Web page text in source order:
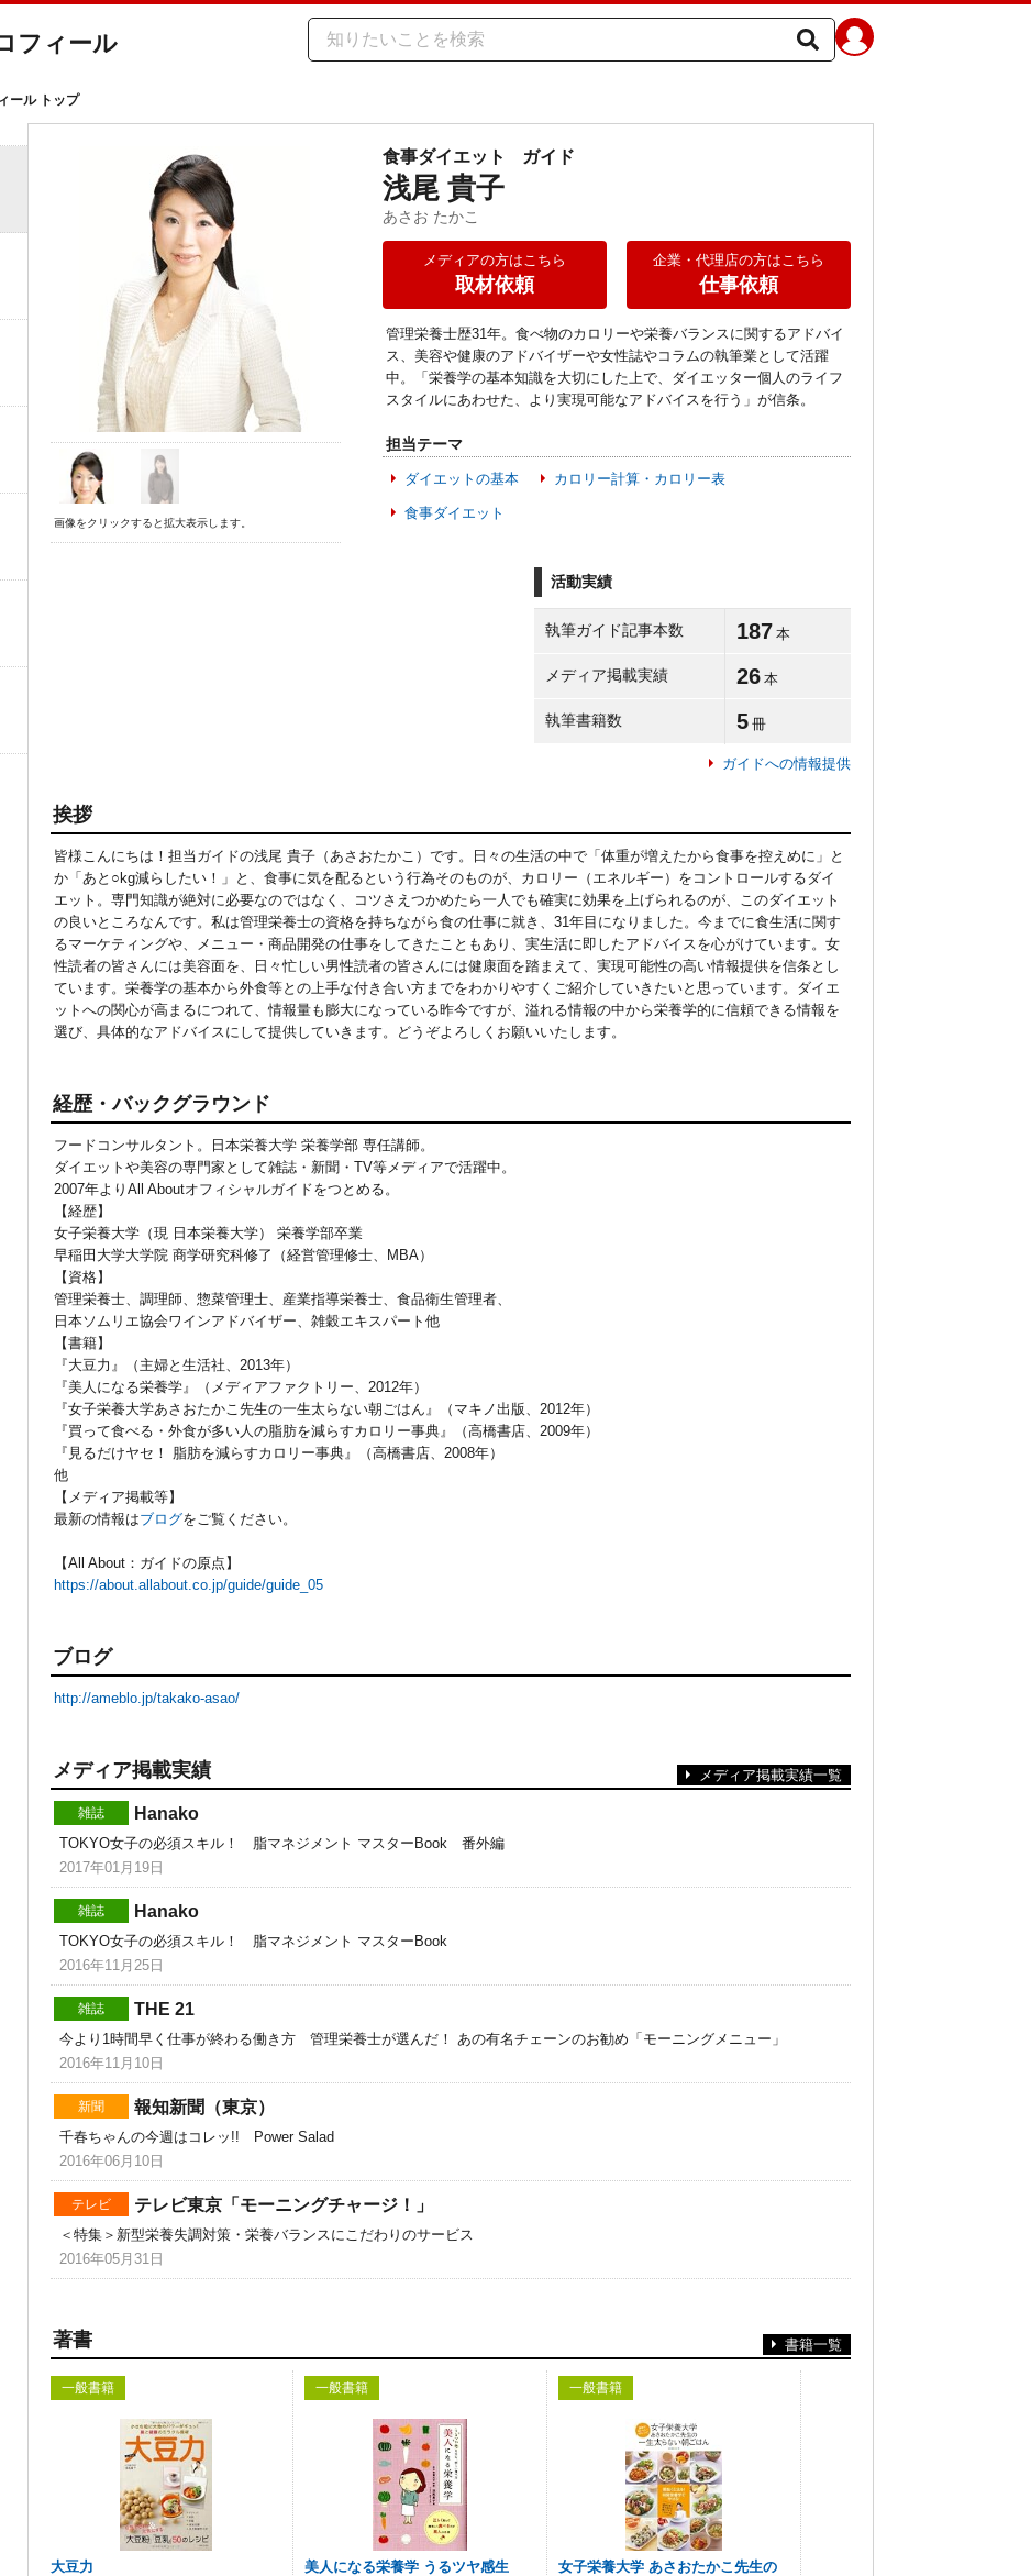
フィール
ール トップ
画像をクリックすると拡大表示します。
食事ダイエット ガイド
浅尾 貴子
あさお たかこ
メディアの方はこちら
取材依頼
企業・代理店の方はこちら
仕事依頼
管理栄養士歴31年。食べ物のカロリーや栄養バランスに関するアドバイ
ス、美容や健康のアドバイザーや女性誌やコラムの執筆業として活躍
中。「栄養学の基本知識を大切にした上で、ダイエッター個人のライフ
スタイルにあわせた、より実現可能なアドバイスを行う」が信条。
担当テーマ
ダイエットの基本 カロリー計算・カロリー表
食事ダイエット
活動実績
執筆ガイド記事本数 187 本
メディア掲載実績 26 本
執筆書籍数 5 冊
ガイドへの情報提供
挨拶
皆様こんにちは！担当ガイドの浅尾 貴子（あさおたかこ）です。日々の生活の中で「体重が増えたから食事を控えめに」と
か「あと○kg減らしたい！」と、食事に気を配るという行為そのものが、カロリー（エネルギー）をコントロールするダイ
エット。専門知識が絶対に必要なのではなく、コツさえつかめたら一人でも確実に効果を上げられるのが、このダイエット
の良いところなんです。私は管理栄養士の資格を持ちながら食の仕事に就き、31年目になりました。今までに食生活に関す
るマーケティングや、メニュー・商品開発の仕事をしてきたこともあり、実生活に即したアドバイスを心がけています。女
性読者の皆さんには美容面を、日々忙しい男性読者の皆さんには健康面を踏まえて、実現可能性の高い情報提供を信条とし
ています。栄養学の基本から外食等との上手な付き合い方までをわかりやすくご紹介していきたいと思っています。ダイエ
ットへの関心が高まるにつれて、情報量も膨大になっている昨今ですが、溢れる情報の中から栄養学的に信頼できる情報を
選び、具体的なアドバイスにして提供していきます。どうぞよろしくお願いいたします。
経歴・バックグラウンド
フードコンサルタント。日本栄養大学 栄養学部 専任講師。
ダイエットや美容の専門家として雑誌・新聞・TV等メディアで活躍中。
2007年よりAll Aboutオフィシャルガイドをつとめる。
【経歴】
女子栄養大学（現 日本栄養大学） 栄養学部卒業
早稲田大学大学院 商学研究科修了（経営管理修士、MBA）
【資格】
管理栄養士、調理師、惣菜管理士、産業指導栄養士、食品衛生管理者、
日本ソムリエ協会ワインアドバイザー、雑穀エキスパート他
【書籍】
『大豆力』（主婦と生活社、2013年）
『美人になる栄養学』（メディアファクトリー、2012年）
『女子栄養大学あさおたかこ先生の一生太らない朝ごはん』（マキノ出版、2012年）
『買って食べる・外食が多い人の脂肪を減らすカロリー事典』（高橋書店、2009年）
『見るだけヤセ！ 脂肪を減らすカロリー事典』（高橋書店、2008年）
他
【メディア掲載等】
最新の情報はブログをご覧ください。
【All About：ガイドの原点】
https://about.allabout.co.jp/guide/guide_05
ブログ
http://ameblo.jp/takako-asao/
メディア掲載実績 メディア掲載実績一覧
雑誌 Hanako
TOKYO女子の必須スキル！ 脂マネジメント マスターBook 番外編
2017年01月19日
雑誌 Hanako
TOKYO女子の必須スキル！ 脂マネジメント マスターBook
2016年11月25日
雑誌 THE 21
今より1時間早く仕事が終わる働き方 管理栄養士が選んだ！ あの有名チェーンのお勧め「モーニングメニュー」
2016年11月10日
新聞 報知新聞（東京）
千春ちゃんの今週はコレッ!! Power Salad
2016年06月10日
テレビ テレビ東京「モーニングチャージ！」
＜特集＞新型栄養失調対策・栄養バランスにこだわりのサービス
2016年05月31日
著書 書籍一覧
一般書籍
大豆力
一般書籍
美人になる栄養学 うるツヤ感生
一般書籍
女子栄養大学 あさおたかこ先生の